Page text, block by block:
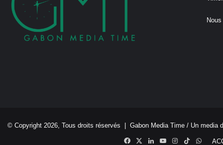
© Copyright 2026, Tous droits réservés | Gabon Media Time / Un media
Facebook
X LinkedinYouTubeInstagram
TikTok